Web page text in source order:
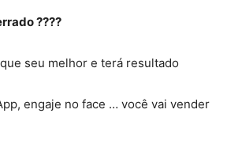
????
seu melhor e terá resultado
engaje no face … você vai vender